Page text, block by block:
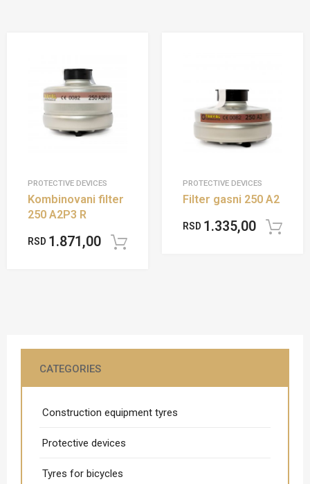
PROTECTIVE DEVICES
Kombinovani filter
250 A2P3 R
RSD 1.871,00
PROTECTIVE DEVICES
Filter gasni 250 A2
RSD 1.335,00
CATEGORIES
Construction equipment tyres
Protective devices
Tyres for bicycles